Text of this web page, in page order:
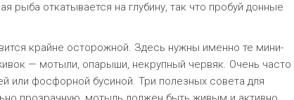
откатывается на глубину, так что пробуй донные
крайне осторожной. Здесь нужны именно те мини-
— мотыли, опарыши, некрупный червяк. Очень часто
или фосфорной бусиной. Три полезных совета для